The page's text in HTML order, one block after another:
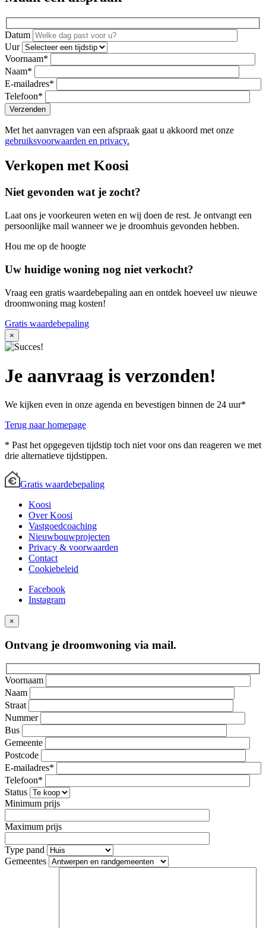
Datum
Uur
Voornaam*
Naam*
E-mailadres*
Telefoon*
Met het aanvragen van een afspraak gaat u akkoord met onze
gebruiksvoorwaarden en privacy.
Verkopen met Koosi
Niet gevonden wat je zocht?
Laat ons je voorkeuren weten en wij doen de rest. Je ontvangt een
persoonlijke mail wanneer we je droomhuis gevonden hebben.
Hou me op de hoogte
Uw huidige woning nog niet verkocht?
Vraag een gratis waardebepaling aan en ontdek hoeveel uw nieuwe
droomwoning mag kosten!
Gratis waardebepaling
×
Je aanvraag is verzonden!
We kijken even in onze agenda en bevestigen binnen de 24 uur*
Terug naar homepage
* Past het opgegeven tijdstip toch niet voor ons dan reageren we met
drie alternatieve tijdstippen.
Gratis waardebepaling
Koosi
Over Koosi
Vastgoedcoaching
Nieuwbouwprojecten
Privacy & voorwaarden
Contact
Cookiebeleid
Facebook
Instagram
×
Ontvang je droomwoning via mail.
Voornaam
Naam
Straat
Nummer
Bus
Gemeente
Postcode
E-mailadres*
Telefoon*
Status
Minimum prijs
Maximum prijs
Type pand
Gemeentes